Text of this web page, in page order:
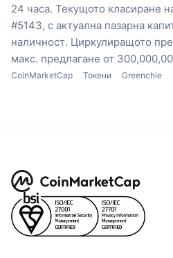
24 часа. Текущото класиране
#5143, с актуална пазарна
наличност. Циркулиращото
макс. предлагане от
CoinMarketCap Токени Greenchie